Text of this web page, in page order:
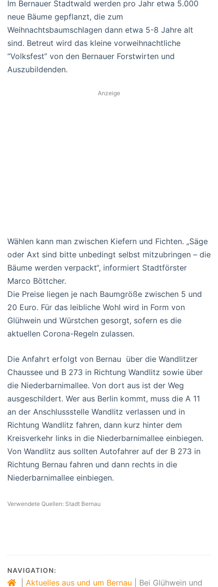
Im Bernauer Stadtwald werden pro Jahr etwa 5.000
neue Bäume gepflanzt, die zum
Weihnachtsbaumschlagen dann etwa 5-8 Jahre alt
sind. Betreut wird das kleine vorweihnachtliche
“Volksfest” von den Bernauer Forstwirten und
Auszubildenden.
Anzeige
Wählen kann man zwischen Kiefern und Fichten. „Säge
oder Axt sind bitte unbedingt selbst mitzubringen – die
Bäume werden verpackt“, informiert Stadtförster
Marco Böttcher.
Die Preise liegen je nach Baumgröße zwischen 5 und
20 Euro. Für das leibliche Wohl wird in Form von
Glühwein und Würstchen gesorgt, sofern es die
aktuellen Corona-Regeln zulassen.
Die Anfahrt erfolgt von Bernau über die Wandlitzer
Chaussee und B 273 in Richtung Wandlitz sowie über
die Niederbarnimallee. Von dort aus ist der Weg
ausgeschildert. Wer aus Berlin kommt, muss die A 11
an der Anschlussstelle Wandlitz verlassen und in
Richtung Wandlitz fahren, dann kurz hinter dem
Kreisverkehr links in die Niederbarnimallee einbiegen.
Von Wandlitz aus sollten Autofahrer auf der B 273 in
Richtung Bernau fahren und dann rechts in die
Niederbarnimallee einbiegen.
Verwendete Quellen: Stadt Bernau
NAVIGATION:
Aktuelles aus und um Bernau Bei Glühwein und